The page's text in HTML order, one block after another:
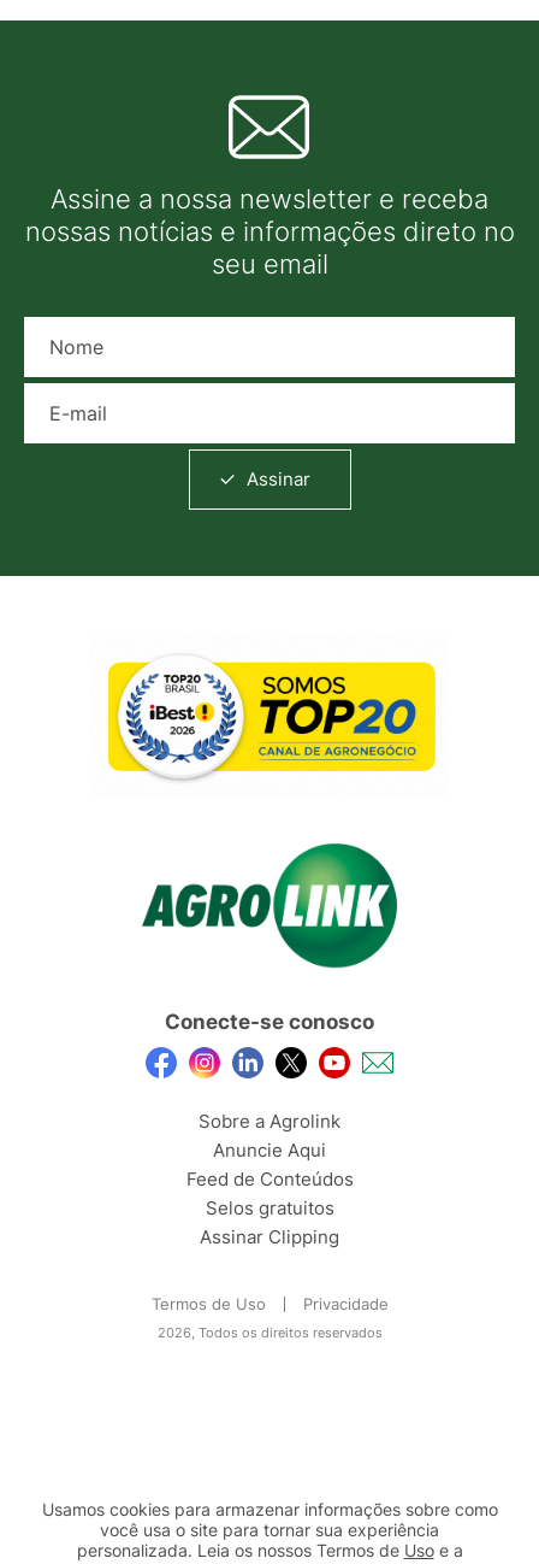
Assine a nossa newsletter e receba
nossas notícias e informações direto no
seu email
Assinar
Conecte-se conosco
Sobre a Agrolink
Anuncie Aqui
Feed de Conteúdos
Selos gratuitos
Assinar Clipping
Termos de Uso Privacidade
2026, Todos os direitos reservados
Usamos cookies para armazenar informações sobre como
você usa o site para tornar sua experiência
personalizada. Leia os nossos Termos de Usoe a